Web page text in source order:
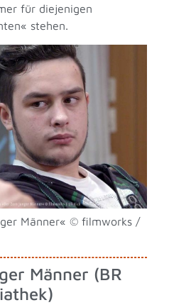
für diejenigen
stehen.
Männer« © filmworks /
Männer (BR